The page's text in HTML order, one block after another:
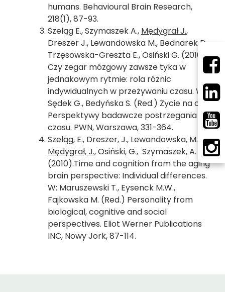
humans. Behavioural Brain Research,
218(1), 87-93.
Szeląg E., Szymaszek A., Mędygrał J.,
Dreszer J., Lewandowska M., Bednarek D.,
Trzęsowska-Greszta E., Osiński G. (2010).
Czy zegar mózgowy zawsze tyka w
jednakowym rytmie: rola różnic
indywidualnych w przeżywaniu czasu. W:
Sędek G., Bedyńska S. (Red.) Życie na czas.
Perspektywy badawcze postrzegania
czasu. PWN, Warszawa, 331-364.
Szeląg, E., Dreszer, J., Lewandowska, M.,
Mędygrał, J., Osiński, G., Szymaszek, A.
(2010).Time and cognition from the aging
brain perspective: Individual differences.
W: Maruszewski T., Eysenck M.W.,
Fajkowska M. (Red.) Personality from
biological, cognitive and social
perspectives. Eliot Werner Publications
INC, Nowy Jork, 87-114.